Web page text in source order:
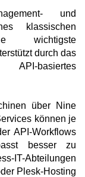
und
klassischen
wichtigste
durch das
basiertes
über Nine
können je
API-Workflows
besser zu
IT-Abteilungen
Plesk-Hosting